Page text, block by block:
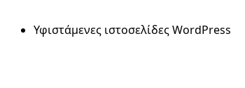
Υφιστάμενες ιστοσελίδες WordPress